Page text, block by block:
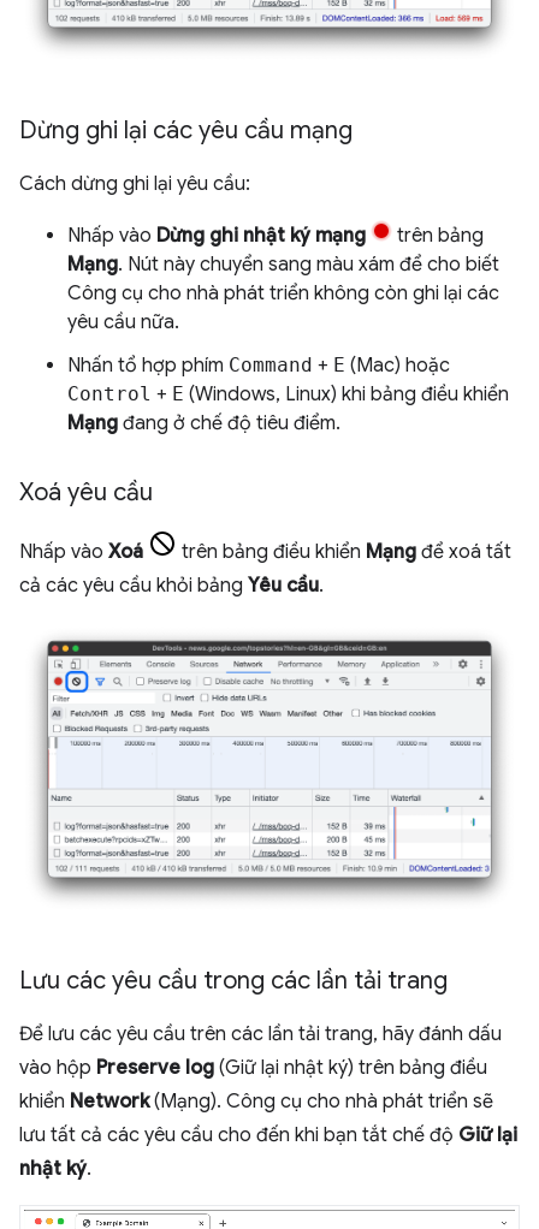
Dừng ghi lại các yêu cầu mạng
Cách dừng ghi lại yêu cầu:
Nhấp vào Dừng ghi nhật ký mạng
trên bảng
Mạng. Nút này chuyển sang màu xám để cho biết
Công cụ cho nhà phát triển không còn ghi lại các
yêu cầu nữa.
Nhấn tổ hợp phím Command + E (Mac) hoặc
Control + E (Windows, Linux) khi bảng điều khiển
Mạng đang ở chế độ tiêu điểm.
Xoá yêu cầu
Nhấp vào Xoá trên bảng điều khiển Mạng để xoá tất
cả các yêu cầu khỏi bảng Yêu cầu.
Lưu các yêu cầu trong các lần tải trang
Để lưu các yêu cầu trên các lần tải trang, hãy đánh dấu
vào hộp Preserve log (Giữ lại nhật ký) trên bảng điều
khiển Network(Mạng). Công cụ cho nhà phát triển sẽ
lưu tất cả các yêu cầu cho đến khi bạn tắt chế độ Giữ lại
nhật ký.